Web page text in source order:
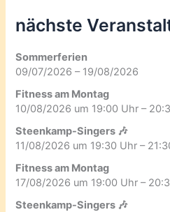
nächste
Sommerferien
09/07/2026 – 19/08/2026
Fitness am Montag
10/08/2026 um 19:00 Uhr –
Steenkamp-Singers 🎶
11/08/2026 um 19:30 Uhr –
Fitness am Montag
17/08/2026 um 19:00 Uhr –
Steenkamp-Singers 🎶